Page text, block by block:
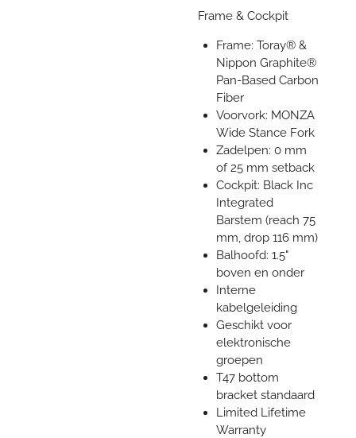
Frame & Cockpit
Frame: Toray® &
Nippon Graphite®
Pan-Based Carbon
Fiber
Voorvork: MONZA
Wide Stance Fork
Zadelpen: 0 mm
of 25 mm setback
Cockpit: Black Inc
Integrated
Barstem (reach 75
mm, drop 116 mm)
Balhoofd: 1.5"
boven en onder
Interne
kabelgeleiding
Geschikt voor
elektronische
groepen
T47 bottom
bracket standaard
Limited Lifetime
Warranty